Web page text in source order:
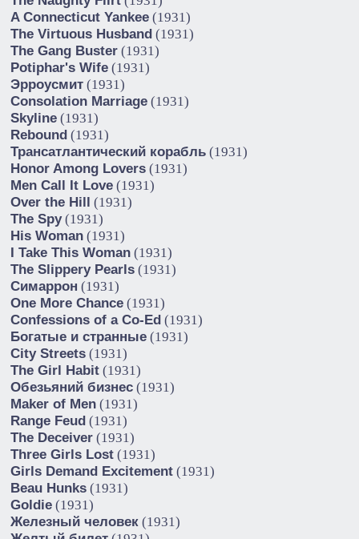
A Connecticut Yankee (1931)
The Virtuous Husband (1931)
The Gang Buster (1931)
Potiphar's Wife (1931)
Эрроусмит (1931)
Consolation Marriage (1931)
Skyline (1931)
Rebound (1931)
Трансатлантический корабль (1931)
Honor Among Lovers (1931)
Men Call It Love (1931)
Over the Hill (1931)
The Spy(1931)
His Woman (1931)
I Take This Woman (1931)
The Slippery Pearls (1931)
Симаррон (1931)
One More Chance (1931)
Confessions of a Co-Ed (1931)
Богатые и странные (1931)
City Streets (1931)
The Girl Habit (1931)
Обезьяний бизнес (1931)
Maker of Men (1931)
Range Feud (1931)
The Deceiver (1931)
Three Girls Lost (1931)
Girls Demand Excitement (1931)
Beau Hunks (1931)
Goldie (1931)
Железный человек (1931)